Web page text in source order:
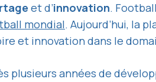
et d’innovation.
mondial. Aujourd’hui, la
et innovation dans le
plusieurs années de